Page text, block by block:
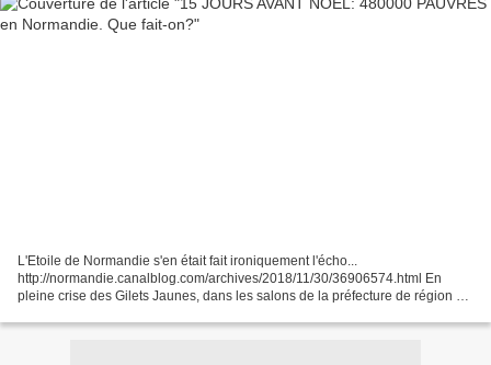
L'Etoile de Normandie s'en était fait ironiquement l'écho...
http://normandie.canalblog.com/archives/2018/11/30/36906574.html En
pleine crise des Gilets Jaunes, dans les salons de la préfecture de région à